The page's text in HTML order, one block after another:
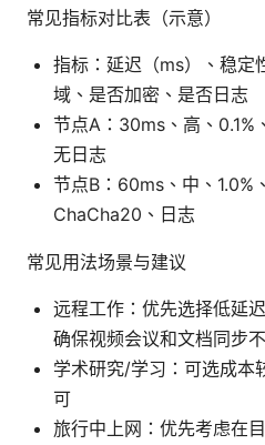
常见指标对比表（示意）
指标：延迟（ms）、稳定
域、是否加密、是否日志
节点A：30ms、高、0.1%
无日志
节点B：60ms、中、1.0%
ChaCha20、日志
常见用法场景与建议
远程工作：优先选择低延
确保视频会议和文档同步
学术研究/学习：可选成本
可
旅行中上网：优先考虑在